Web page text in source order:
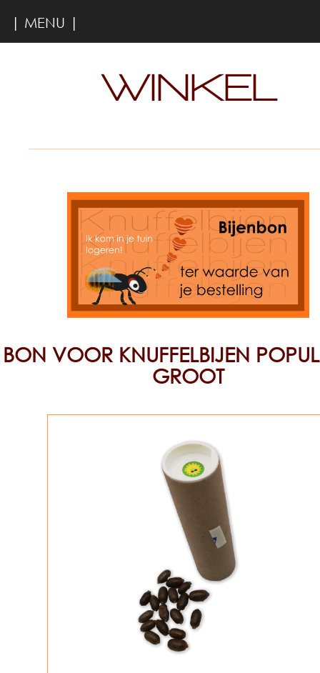
| MENU |
WINKEL
BON VOOR KNUFFELBIJEN
GROOT